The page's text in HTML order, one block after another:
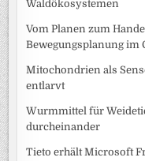
Waldökosystemen
Vom Planen zum
Bewegungsplanung im
Mitochondrien als
entlarvt
Wurmmittel für
durcheinander
Tieto erhält Microsoft